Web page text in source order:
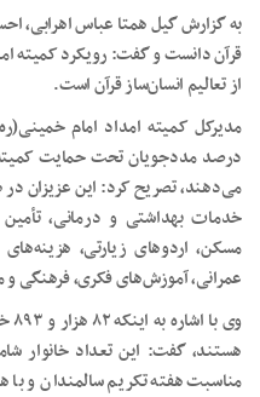
به گزارش گیل همتا عباس اهرابی،
قرآن دانست و گفت: رویکرد کمیته
از تعالیم انسان‌ساز قرآن است.
درصد مددجویان تحت حمایت کمیته
می‌دهند، تصریح کرد: این عزیزان
خدمات بهداشتی و درمانی، تأمین
مسکن، اردوهای زیارتی،
عمرانی، آموزش‌های فکری، فرهنگی و
وی
مناسبت هفته تکریم سالمندان و